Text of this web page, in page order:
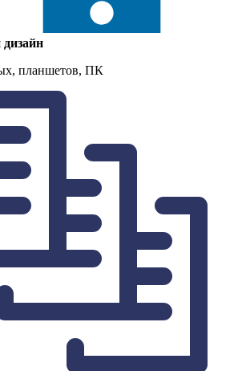
планшетов, ПК